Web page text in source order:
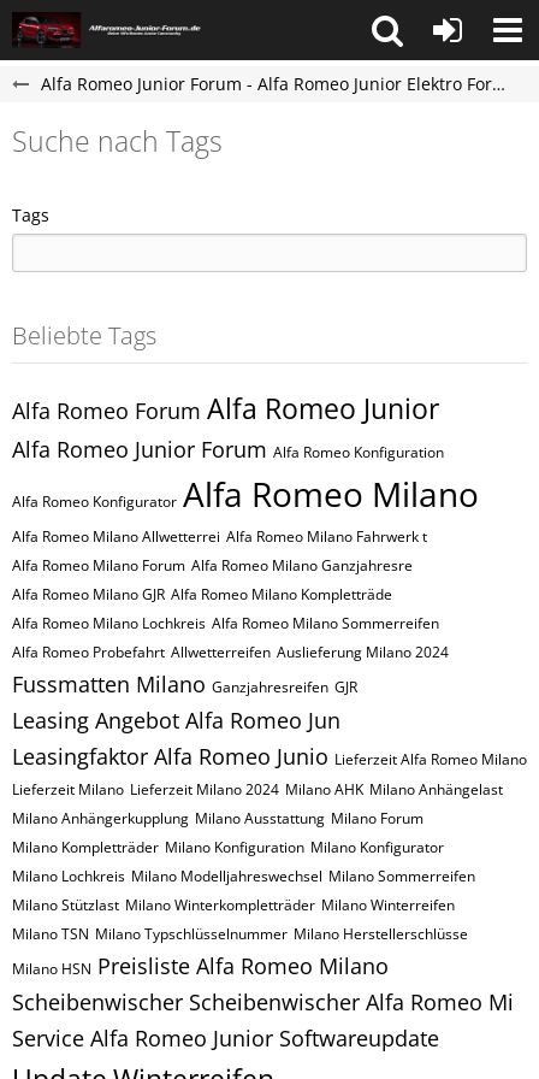
Alfa Romeo Junior Forum - Alfa Romeo Junior Elektro Forum
Suche nach Tags
Tags
Beliebte Tags
Alfa Romeo Forum Alfa Romeo Junior
Alfa Romeo Junior Forum Alfa Romeo Konfiguration
Alfa Romeo Konfigurator Alfa Romeo Milano
Alfa Romeo Milano Allwetterrei Alfa Romeo Milano Fahrwerk t
Alfa Romeo Milano Forum Alfa Romeo Milano Ganzjahresre
Alfa Romeo Milano GJR Alfa Romeo Milano Kompletträde
Alfa Romeo Milano Lochkreis Alfa Romeo Milano Sommerreifen
Alfa Romeo Probefahrt Allwetterreifen Auslieferung Milano 2024
Fussmatten Milano Ganzjahresreifen GJR
Leasing Angebot Alfa Romeo Jun
Leasingfaktor Alfa Romeo Junio Lieferzeit Alfa Romeo Milano
Lieferzeit Milano Lieferzeit Milano 2024 Milano AHK Milano Anhängelast
Milano Anhängerkupplung Milano Ausstattung Milano Forum
Milano Kompletträder Milano Konfiguration Milano Konfigurator
Milano Lochkreis Milano Modelljahreswechsel Milano Sommerreifen
Milano Stützlast Milano Winterkompletträder Milano Winterreifen
Milano​​​​ TSN Milano​​​​ Typschlüsselnummer Milano​​​​​ Herstellerschlüsse
Milano​​​​​ HSN Preisliste Alfa Romeo Milano
Scheibenwischer Scheibenwischer Alfa Romeo​ Mi
Service Alfa Romeo Junior Softwareupdate